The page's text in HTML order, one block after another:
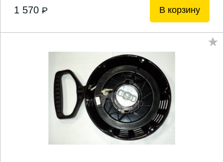
1 570 P В корзину